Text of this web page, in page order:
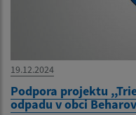
19.12.2024
Podpora projektu
odpadu v obci